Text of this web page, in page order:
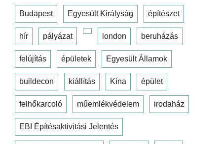
Budapest Egyesült Királyság építészet
hír pályázat london beruházás
felújítás épületek Egyesült Államok
buildecon kiállítás Kína épület
felhőkarcoló műemlékvédelem irodaház
EBI Építésaktivitási Jelentés